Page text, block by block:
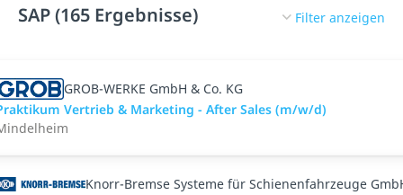
SAP (165 Ergebnisse) Filter anzeigen
GROB-WERKE GmbH & Co. KG
Vertrieb & Marketing - After Sales (m/w/d)
Knorr-Bremse Systeme für Schienenfahrzeuge